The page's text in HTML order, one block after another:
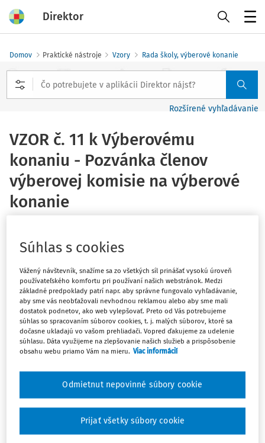
Direktor
Domov Praktické nástroje Vzory Rada školy, výberové konanie
Rozšírené vyhľadávanie
VZOR č. 11 k Výberovému
konaniu - Pozvánka členov
výberovej komisie na výberové
konanie
Vydané :9. 2. 2026
Tento vzor slúži na pozvanie členov výberovej komisie na
výberové konanie. Keďže výberové konanie organizuje
zriaďovateľ a členovia výberovej komisie sú
z rôznorodých inštitúcií, je potrebné ich pozvať
a predložiť im doklady uchádzačov včas, aby nedošlo
k zmareniu výberového konania.
Máte predplatné? Prihláste sa
Súhlas s cookies
Vážený návštevník, snažíme sa zo všetkých síl prinášať vysokú úroveň
používateľského komfortu pri používaní našich webstránok. Medzi
základné predpoklady patrí napr. aby správne fungovalo vyhľadávanie,
aby sme vás neobťažovali nevhodnou reklamou alebo aby sme mali
dostatok podnetov, ako web vylepšovať. Preto od Vás potrebujeme
súhlas so spracovaním súborov cookies, t. j. malých súborov, ktoré sa
dočasne ukladajú vo vašom prehliadači. Vopred ďakujeme za udelenie
súhlasu. Dáta využijeme na zlepšovanie našich služieb a prispôsobenie
obsahu webu priamo Vám na mieru. Viac informácií
Odmietnut nepovinné súbory cookie
Prijať všetky súbory cookie